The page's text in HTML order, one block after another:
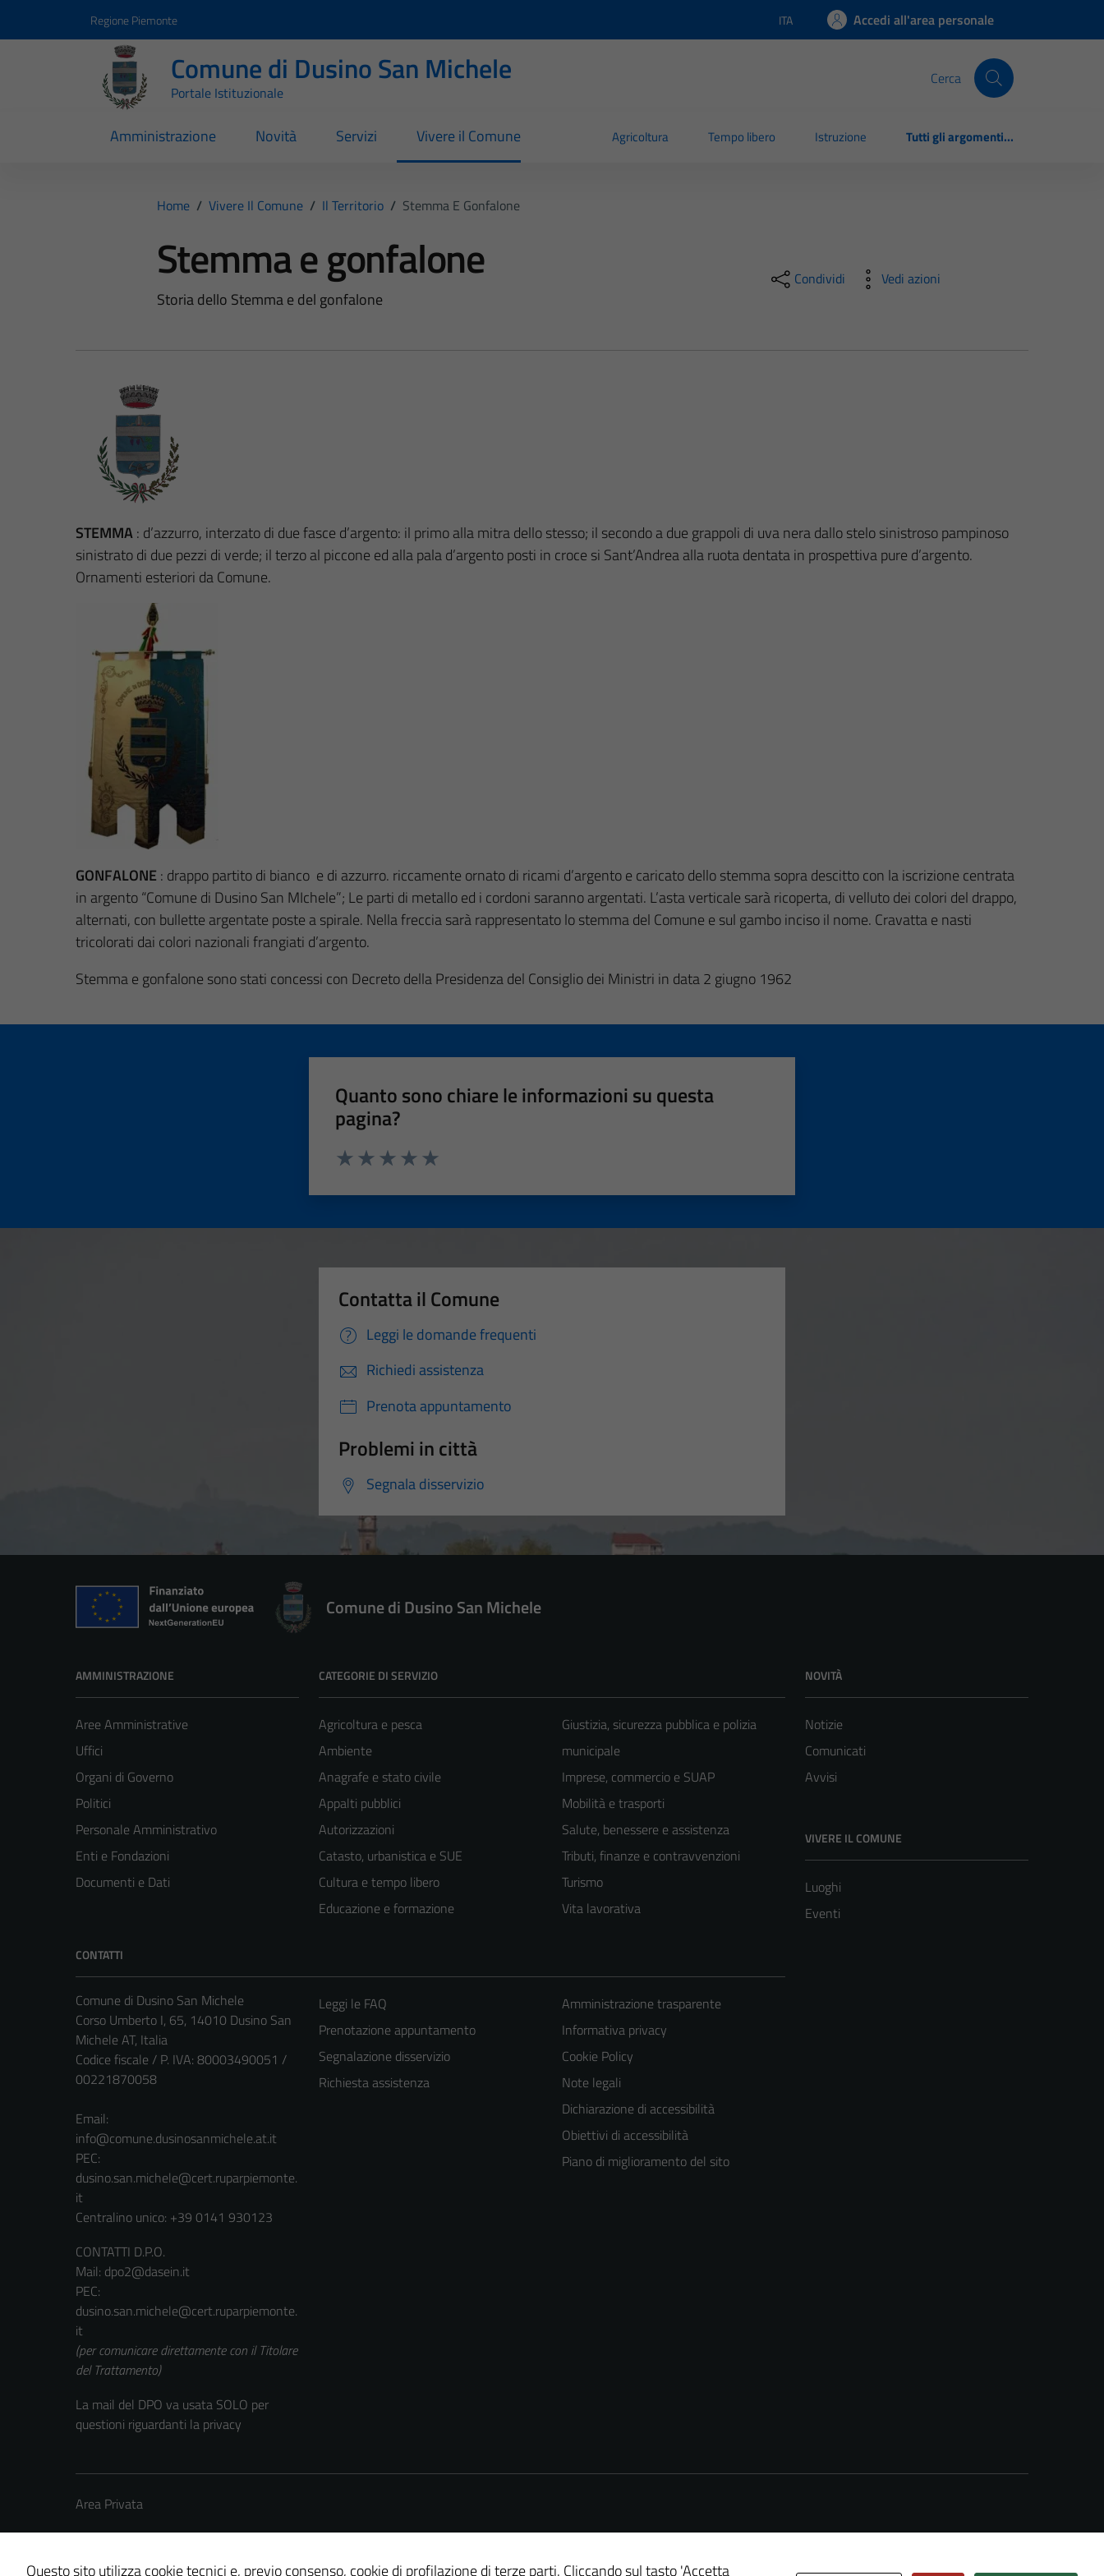
Regione Piemonte Lingua attiva:
ITA Accedi all'area personale
Comune di Dusino San Michele
Portale Istituzionale
Cerca
Amministrazione Novità Servizi Vivere il Comune Agricoltura Tempo libero Istruzione Tutti gli argomenti...
Home / Vivere Il Comune / Il Territorio / Stemma E Gonfalone
Stemma e gonfalone
Storia dello Stemma e del gonfalone
Condividi Vedi azioni
STEMMA: d’azzurro, interzato di due fasce d’argento: il primo alla mitra dello stesso; il secondo a due grappoli di uva nera dallo stelo sinistroso pampinoso
sinistrato di due pezzi di verde; il terzo al piccone ed alla pala d’argento posti in croce si Sant’Andrea alla ruota dentata in prospettiva pure d’argento.
Ornamenti esteriori da Comune.
GONFALONE : drappo partito di bianco e di azzurro. riccamente ornato di ricami d’argento e caricato dello stemma sopra descitto con la iscrizione centrata
in argento “Comune di Dusino San MIchele”; Le parti di metallo ed i cordoni saranno argentati. L’asta verticale sarà ricoperta, di velluto dei colori del drappo,
alternati, con bullette argentate poste a spirale. Nella freccia sarà rappresentato lo stemma del Comune e sul gambo inciso il nome. Cravatta e nasti
tricolorati dai colori nazionali frangiati d’argento.
Stemma e gonfalone sono stati concessi con Decreto della Presidenza del Consiglio dei Ministri in data 2 giugno 1962
Quanto sono chiare le informazioni su questa
pagina?
Contatta il Comune
Leggi le domande frequenti
Richiedi assistenza
Prenota appuntamento
Problemi in città
Segnala disservizio
Comune di Dusino San Michele
AMMINISTRAZIONE
Aree Amministrative
Uffici
Organi di Governo
Politici
Personale Amministrativo
Enti e Fondazioni
Documenti e Dati
CATEGORIE DI SERVIZIO
Agricoltura e pesca
Ambiente
Anagrafe e stato civile
Appalti pubblici
Autorizzazioni
Catasto, urbanistica e SUE
Cultura e tempo libero
Educazione e formazione
Giustizia, sicurezza pubblica e polizia
municipale
Imprese, commercio e SUAP
Mobilità e trasporti
Salute, benessere e assistenza
Tributi, finanze e contravvenzioni
Turismo
Vita lavorativa
NOVITÀ
Notizie
Comunicati
Avvisi
VIVERE IL COMUNE
Luoghi
Eventi
CONTATTI
Comune di Dusino San Michele
Corso Umberto I, 65, 14010 Dusino San
Michele AT, Italia
Codice fiscale / P. IVA: 80003490051 /
00221870058
Email:
info@comune.dusinosanmichele.at.it
PEC:
dusino.san.michele@cert.ruparpiemonte.
it
Centralino unico: +39 0141 930123
CONTATTI D.P.O.
Mail: dpo2@dasein.it
PEC:
dusino.san.michele@cert.ruparpiemonte.
it
(per comunicare direttamente con il Titolare
del Trattamento)
La mail del DPO va usata SOLO per
questioni riguardanti la privacy
Leggi le FAQ
Prenotazione appuntamento
Segnalazione disservizio
Richiesta assistenza
Amministrazione trasparente
Informativa privacy
Cookie Policy
Note legali
Dichiarazione di accessibilità
Obiettivi di accessibilità
Piano di miglioramento del sito
Area Privata
Questo sito utilizza cookie tecnici e, previo consenso, cookie di profilazione di terze parti. Cliccando sul tasto 'Accetta
Tecnici